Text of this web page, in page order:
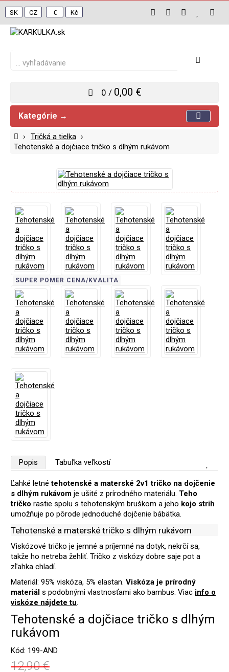
SK CZ € Kč
0 / 0,00 €
Kategórie
Tričká a tielka
Tehotenské a dojčiace tričko s dlhým rukávom
SUPER POMER CENA/KVALITA
Popis Tabuľka veľkostí
Ľahké letnétehotenské a materské 2v1 tričko na dojčenie
s dlhým rukávom je ušité z prírodného materiálu. Teho
tričko rastie spolu s tehotenským bruškom a jeho kojo strih
umožňuje po pôrode jednoduché dojčenie bábätka.
Tehotenské a materské tričko s dlhým rukávom
Viskózové tričko je jemné a príjemné na dotyk, nekrčí sa,
takže ho netreba žehliť. Tričko z viskózy dobre saje pot a
zľahka chladí.
Materiál: 95% viskóza, 5% elastan. Viskóza je prírodný
materiál s podobnými vlastnosťami ako bambus. Viac info o
viskóze nájdete tu.
Tehotenské a dojčiace tričko s dlhým
rukávom
Kód: 199-AND
12,90 €